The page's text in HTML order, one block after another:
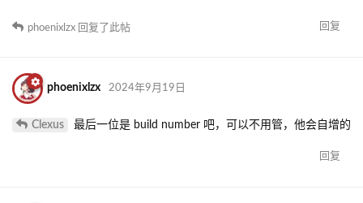
回复
phoenixlzx 回复了此帖
phoenixlzx 2024年9月19日
Clexus 最后一位是 build number 吧，可以不用管，他会自增的
回复